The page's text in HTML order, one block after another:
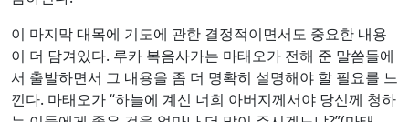
이 마지막 대목에 기도에 관한 결정적이면서도 중요한 내용
이 더 담겨있다. 루카 복음사가는 마태오가 전해 준 말씀들에
서 출발하면서 그 내용을 좀 더 명확히 설명해야 할 필요를 느
낀다. 마태오가 “하늘에 계신 너희 아버지께서야 당신께 청하
는 이들에게 좋은 것을 얼마나 더 많이 주시겠느냐?”(마태